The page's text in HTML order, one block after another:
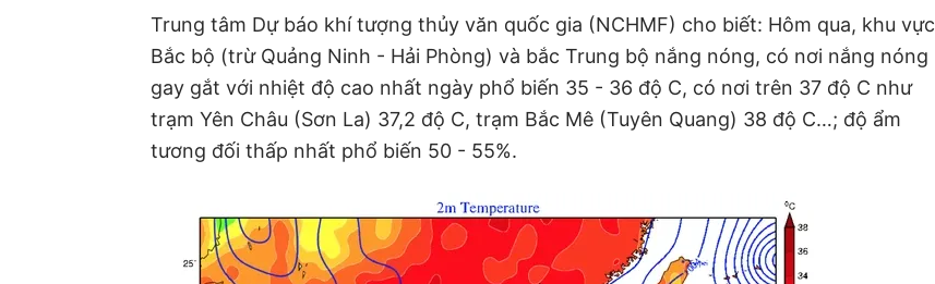
Trung tâm Dự báo khí tượng thủy văn quốc gia (NCHMF) cho biết: Hôm qua, khu vực
Bắc bộ (trừ Quảng Ninh - Hải Phòng) và bắc Trung bộ nắng nóng, có nơi nắng nóng
gay gắt với nhiệt độ cao nhất ngày phổ biến 35 - 36 độ C, có nơi trên 37 độ C như
trạm Yên Châu (Sơn La) 37,2 độ C, trạm Bắc Mê (Tuyên Quang) 38 độ C…; độ ẩm
tương đối thấp nhất phổ biến 50 - 55%.